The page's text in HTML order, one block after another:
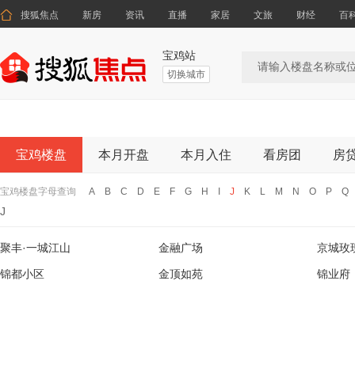
 搜狐焦点 新房 资讯 直播 家居 文旅 财经 百
宝鸡站
切换城市
宝鸡楼盘 本月开盘 本月入住 看房团 房
宝鸡楼盘字母查询 A B C D E F G H J K L M N O P Q
J
聚丰·一城江山 金融广场 京城玫
锦都小区 金顶如苑 锦业府